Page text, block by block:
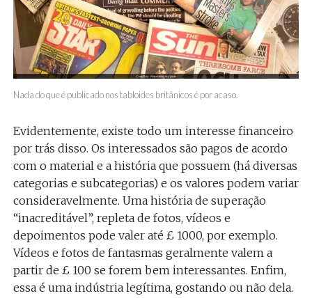
Nada do que é publicado nos tabloides britânicos é por acaso.
Evidentemente, existe todo um interesse financeiro
por trás disso. Os interessados são pagos de acordo
com o material e a história que possuem (há diversas
categorias e subcategorias) e os valores podem variar
consideravelmente. Uma história de superação
“inacreditável”, repleta de fotos, vídeos e
depoimentos pode valer até £ 1000, por exemplo.
Vídeos e fotos de fantasmas geralmente valem a
partir de £ 100 se forem bem interessantes. Enfim,
essa é uma indústria legítima, gostando ou não dela.